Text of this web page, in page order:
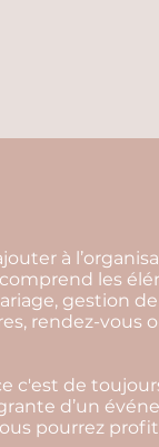
à
les
gestion
rendez-vous
c'est de
d’un
pourrez